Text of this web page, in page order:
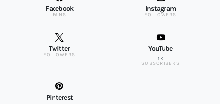
Facebook
FANS
Instagram
FOLLOWERS
Twitter
FOLLOWERS
YouTube
1K
SUBSCRIBERS
Pinterest